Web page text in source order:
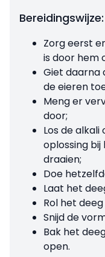
Bereidingswijze:
Zorg eerst
is door hem
Giet daarna
de eieren
Meng er
door;
Los de
oplossing
draaien;
Doe
Laat het
Rol het deeg
Snijd de
Bak het
open.